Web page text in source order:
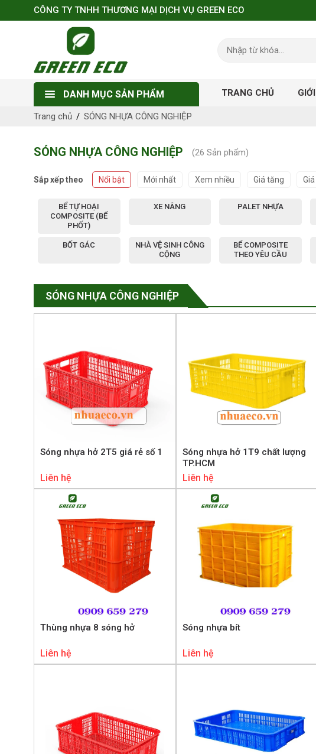
CÔNG TY TNHH THƯƠNG MẠI DỊCH VỤ GREEN ECO
DANH MỤC SẢN PHẨM TRANG CHỦ
Trang chủ SÓNG NHỰA CÔNG NGHIỆP
SÓNG NHỰA CÔNG NGHIỆP (26 Sản phẩm)
Sắp xếp theo Nổi bật Mới nhất Xem nhiều Giá tăng
BỂ TỰ HOẠI
COMPOSITE (BỂ
PHỐT)
XE NÂNG PALET NHỰA
BỐT GÁC
NHÀ VỆ SINH CÔNG
CỘNG
BỂ COMPOSITE
THEO YÊU CẦU
SÓNG NHỰA CÔNG NGHIỆP
Sóng nhựa hở 2T5 giá rẻ số 1
Liên hệ
Sóng nhựa hở 1T9 chất lượng
TP.HCM
Liên hệ
Thùng nhựa 8 sóng hở
Liên hệ
Sóng nhựa bít
Liên hệ